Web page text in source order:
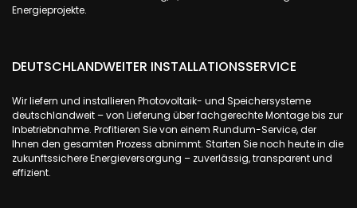
Energieprojekte.
DEUTSCHLANDWEITER INSTALLATIONSSERVICE
Wir liefern und installieren Photovoltaik- und Speichersysteme
deutschlandweit – von Lieferung über fachgerechte Montage bis zur
Inbetriebnahme. Profitieren Sie von einem Rundum-Service, der
Ihnen den gesamten Prozess abnimmt. Starten Sie noch heute in die
zukunftssichere Energieversorgung – zuverlässig, transparent und
effizient.